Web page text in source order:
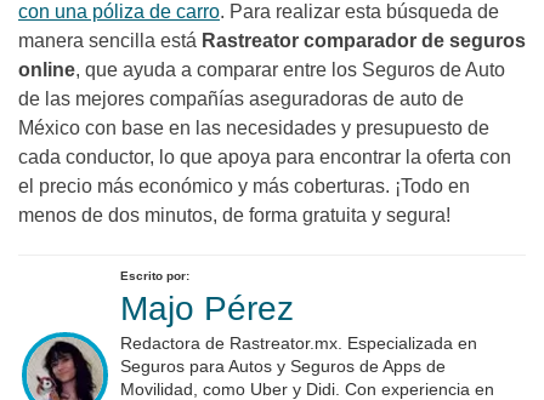
con una póliza de carro. Para realizar esta búsqueda de
manera sencilla está Rastreator comparador de seguros
online, que ayuda a comparar entre los Seguros de Auto
de las mejores compañías aseguradoras de auto de
México con base en las necesidades y presupuesto de
cada conductor, lo que apoya para encontrar la oferta con
el precio más económico y más coberturas. ¡Todo en
menos de dos minutos, de forma gratuita y segura!
Escrito por:
Majo Pérez
Redactora de Rastreator.mx. Especializada en
Seguros para Autos y Seguros de Apps de
Movilidad, como Uber y Didi. Con experiencia en